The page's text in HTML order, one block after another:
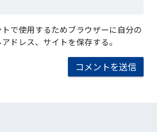
で使用するためブラウザーに自分の
ドレス、サイトを保存する。